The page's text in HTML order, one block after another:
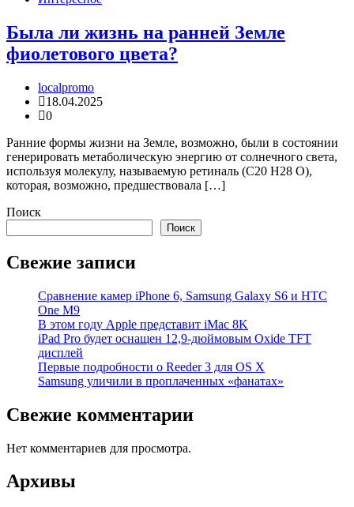
Была ли жизнь на ранней Земле
фиолетового цвета?
localpromo
18.04.2025
0
Ранние формы жизни на Земле, возможно, были в состоянии
генерировать метаболическую энергию от солнечного света,
используя молекулу, называемую ретиналь (C20 H28 O),
которая, возможно, предшествовала […]
Поиск
Поиск
Свежие записи
Cравнение камер iPhone 6, Samsung Galaxy S6 и HTC
One M9
В этом году Apple представит iMac 8K
iPad Pro будет оснащен 12,9-дюймовым Oxide TFT
дисплей
Первые подробности о Reeder 3 для OS X
Samsung уличили в проплаченных «фанатах»
Свежие комментарии
Нет комментариев для просмотра.
Архивы